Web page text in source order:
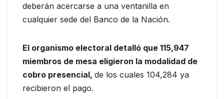
deberán acercarse a una ventanilla en
cualquier sede del Banco de la Nación.
El organismo electoral detalló que 115,947
miembros de mesa eligieron la modalidad de
cobro presencial, de los cuales 104,284 ya
recibieron el pago.